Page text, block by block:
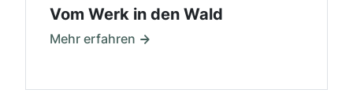
Vom Werk in den Wald
Mehr erfahren